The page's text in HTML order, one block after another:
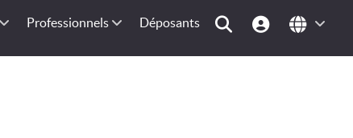
Professionnels Déposants